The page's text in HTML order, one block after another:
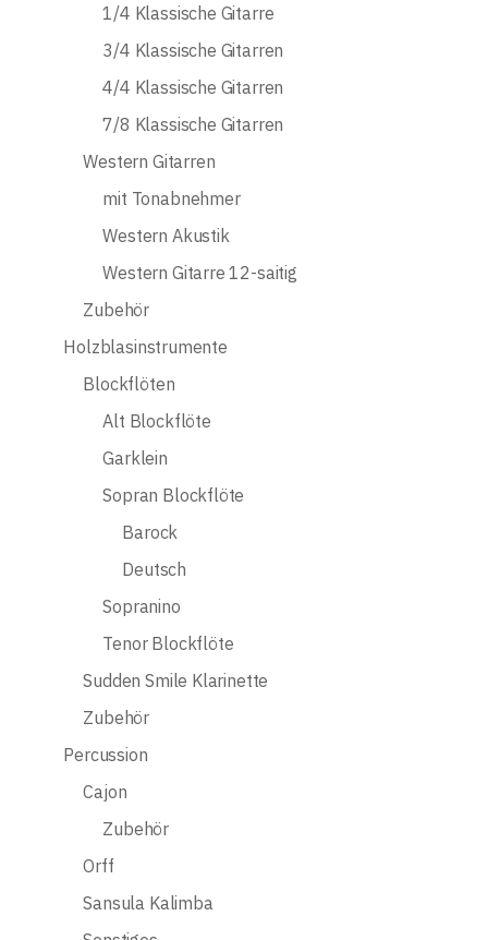
1/4 Klassische Gitarre
3/4 Klassische Gitarren
4/4 Klassische Gitarren
7/8 Klassische Gitarren
Western Gitarren
mit Tonabnehmer
Western Akustik
Western Gitarre 12-saitig
Zubehör
Holzblasinstrumente
Blockflöten
Alt Blockflöte
Garklein
Sopran Blockflöte
Barock
Deutsch
Sopranino
Tenor Blockflöte
Sudden Smile Klarinette
Zubehör
Percussion
Cajon
Zubehör
Orff
Sansula Kalimba